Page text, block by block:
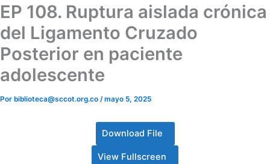
EP 108. Ruptura aislada crónica
del Ligamento Cruzado
Posterior en paciente
adolescente
Por biblioteca@sccot.org.co /mayo 5, 2025
Download File
View Fullscreen